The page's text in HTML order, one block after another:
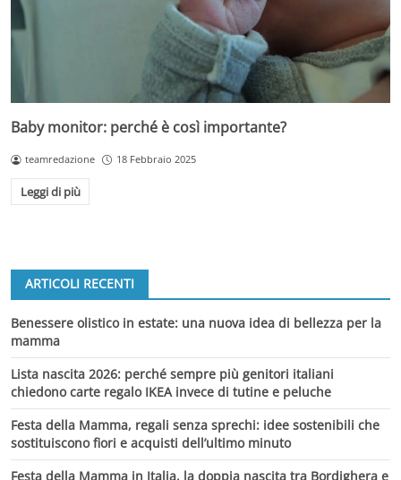
Baby monitor: perché è così importante?
teamredazione 18 Febbraio 2025
Leggi di più
ARTICOLI RECENTI
Benessere olistico in estate: una nuova idea di bellezza per la
mamma
Lista nascita 2026: perché sempre più genitori italiani
chiedono carte regalo IKEA invece di tutine e peluche
Festa della Mamma, regali senza sprechi: idee sostenibili che
sostituiscono fiori e acquisti dell’ultimo minuto
Festa della Mamma in Italia, la doppia nascita tra Bordighera e